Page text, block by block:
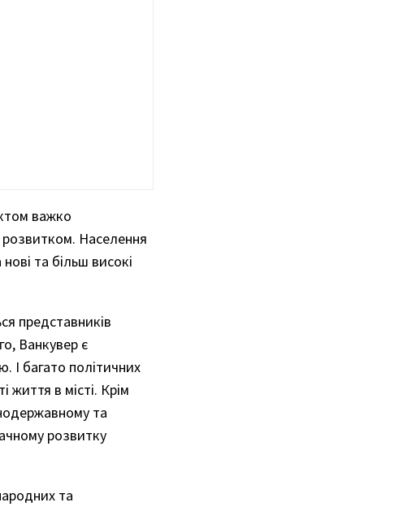
важко
Населення
та більш високі
представників
Ванкувер є
І багато політичних
в місті. Крім
та
розвитку
та